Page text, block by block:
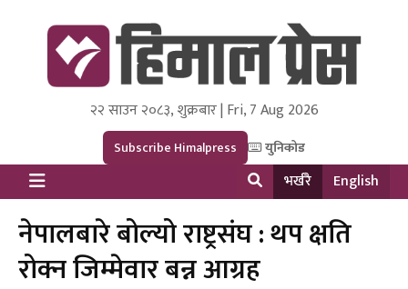
Himal Press
Dot NewsyNepal Media and Research Pvt Ltd.
२२ साउन २०८३, शुक्रबार | Fri, 7 Aug 2026
Subscribe Himalpress युनिकोड
भर्खरै English
नेपालबारे बोल्यो राष्ट्रसंघ : थप क्षति
रोक्न जिम्मेवार बन्न आग्रह